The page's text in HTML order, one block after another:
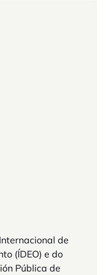
de
(ÍDEO) e do
Pública de